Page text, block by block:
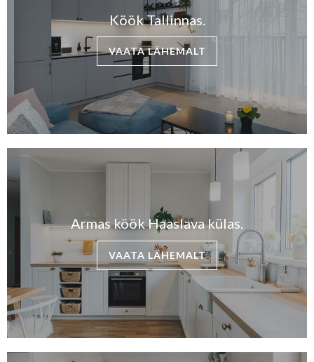
Köök Tallinnas.
VAATA LÄHEMALT
Armas köök Haaslava külas.
VAATA LÄHEMALT